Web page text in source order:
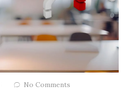
No Comments